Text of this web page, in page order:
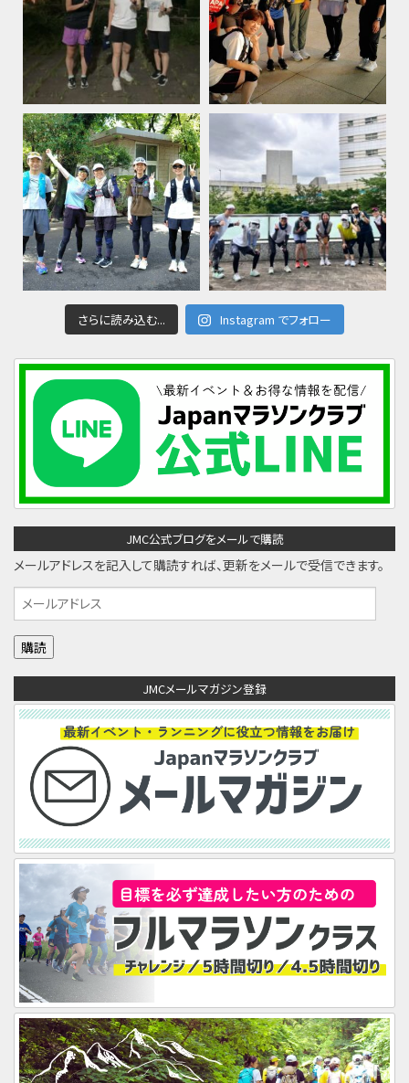
さらに読み込む... Instagram でフォロー
JMC公式ブログをメールで購読
メールアドレスを記入して購読すれば、更新をメールで受信できます。
メ
ー
ル
レ
JMCメールマガジン登録